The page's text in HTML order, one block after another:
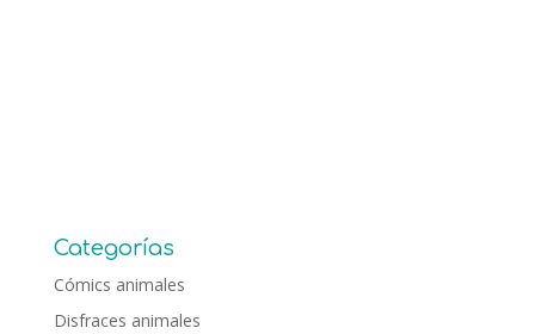
Categorías
Cómics animales
Disfraces animales